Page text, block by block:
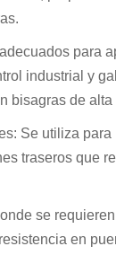
para
industrial y
bisagras de alta
Se utiliza para
traseros que
se
en